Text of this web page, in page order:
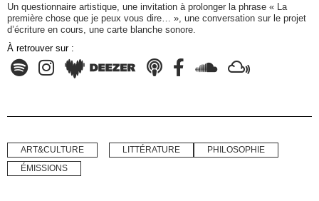
Un questionnaire artistique, une invitation à prolonger la phrase « La
première chose que je peux vous dire… », une conversation sur le projet
d’écriture en cours, une carte blanche sonore.
À retrouver sur :
ART&CULTURE LITTÉRATURE
PHILOSOPHIE
ÉMISSIONS